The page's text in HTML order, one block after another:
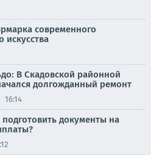
современного
искусства
В Скадовской районной
долгожданный ремонт
16:14
документы на